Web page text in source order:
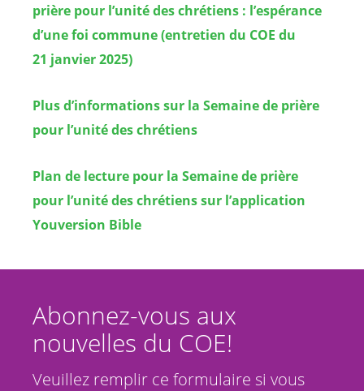
prière pour l’unité des chrétiens : l’espérance
d’une foi commune (entretien du COE du
21 janvier 2025)
Plus d’informations sur la Semaine de prière
pour l’unité des chrétiens
Plan de lecture pour la Semaine de prière
pour l’unité des chrétiens sur l’application
Youversion Bible
Abonnez-vous aux
nouvelles du COE!
Veuillez remplir ce formulaire si vous